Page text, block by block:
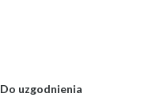
Do uzgodnienia